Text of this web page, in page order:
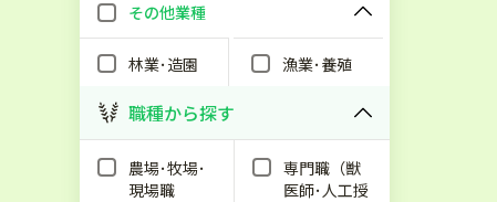
その他業種
林業･造園 漁業･養殖
職種から探す
農場･牧場･
現場職
専門職（獣
医師･人工授